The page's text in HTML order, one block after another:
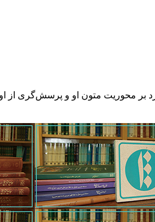
دارد بر محوریت متون او و پرسش‌گری